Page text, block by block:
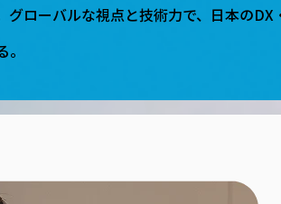
ローバルな視点と技術力で、日本のDX